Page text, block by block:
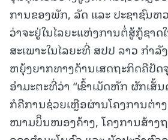
ການຂອງພັກ, ລັດ ແລະ ປະຊາຊົນຫ
ວ່າຈະຢູ່ໃນໄລຍະແຫ່ງການຕໍ່ສູ້ກູ້ຊາດ
ສະເພາະໃນໄລຍະທີ່ ສປປ ລາວ ກໍາລັ
ຫຍຸ້ງຍາກທາງດ້ານເສດຖະກິດຄືປັດ
ອໍາມະຕະທີ່ວ່າ “ເຂົ້າເມັດຫັກ ຜັກເສັ້
ກໍຄືການຊ່ວຍເຫຼືອຜ່ານໂຄງການຕ່າ
ໜາມບິິນໜອງຄ້າງ, ໂຄງການສ້າງ